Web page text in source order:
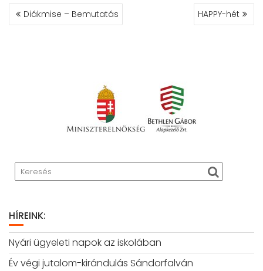
BEJEGYZÉS
NAVIGÁCIÓ
Diákmise – Bemutatás HAPPY-hét
HÍREINK:
Nyári ügyeleti napok az iskolában
Év végi jutalom-kirándulás Sándorfalván